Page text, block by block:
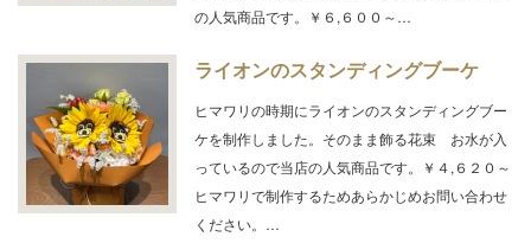
の人気商品です。￥６,６００～…
ライオンのスタンディングブーケ
ヒマワリの時期にライオンのスタンディングブー
ケを制作しました。そのまま飾る花束 お水が入
っているので当店の人気商品です。￥４,６２０～
ヒマワリで制作するためあらかじめお問い合わせ
ください。…